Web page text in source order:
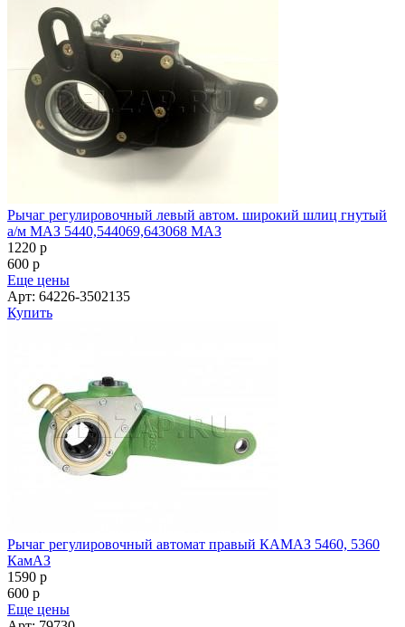
Рычаг регулировочный левый автом. широкий шлиц гнутый
а/м МАЗ 5440,544069,643068 МАЗ
1220 p
600 p
Еще цены
Арт: 64226-3502135
Купить
Рычаг регулировочный автомат правый КАМАЗ 5460, 5360
КамАЗ
1590 p
600 p
Еще цены